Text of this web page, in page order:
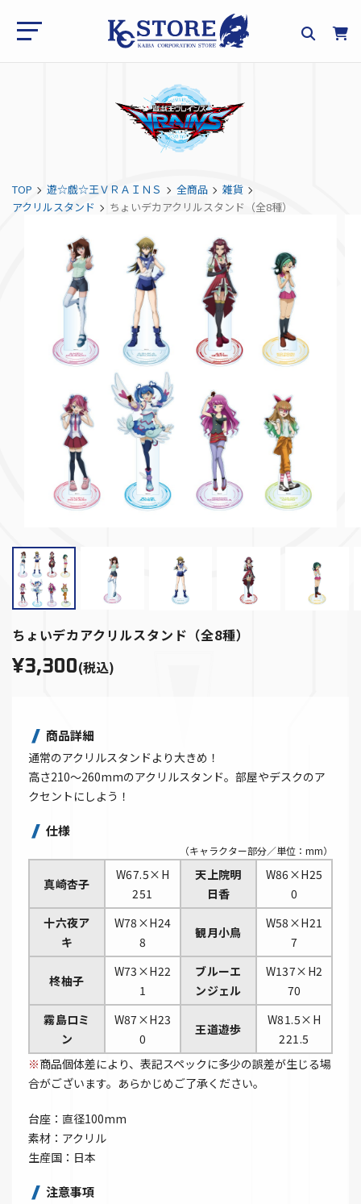
TOP 遊☆戯☆王ＶＲＡＩＮＳ 全商品
雑貨
アクリルスタンド
ちょいデカアクリルスタンド（全8種）
ちょいデカアクリルスタンド（全8種）
¥3,300(税込)
商品詳細
通常のアクリルスタンドより大きめ！
高さ210～260mmのアクリルスタンド。部屋やデスクのア
クセントにしよう！
仕様
（キャラクター部分／単位：mm）
真崎杏子
W67.5×H
251
天上院明
日香
W86×H25
0
十六夜ア
キ
W78×H24
8
観月小鳥
W58×H21
7
柊柚子
W73×H22
1
ブルーエ
ンジェル
W137×H2
70
霧島ロミ
ン
W87×H23
0
王道遊歩
W81.5×H
221.5
※商品個体差により、表記スペックに多少の誤差が生じる場
合がございます。あらかじめご了承ください。
台座：直径100mm
素材：アクリル
生産国：日本
注意事項